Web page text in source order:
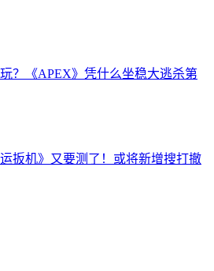
？《APEX》凭什么坐稳大逃杀第
扳机》又要测了！或将新增搜打撤